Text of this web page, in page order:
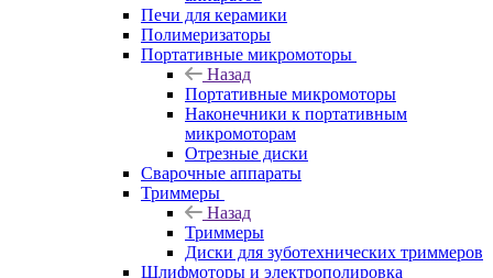
Печи для керамики
Полимеризаторы
Портативные микромоторы
Назад
Портативные микромоторы
Наконечники к портативным
микромоторам
Отрезные диски
Сварочные аппараты
Триммеры
Назад
Триммеры
Диски для зуботехнических триммеров
Шлифмоторы и электрополировка